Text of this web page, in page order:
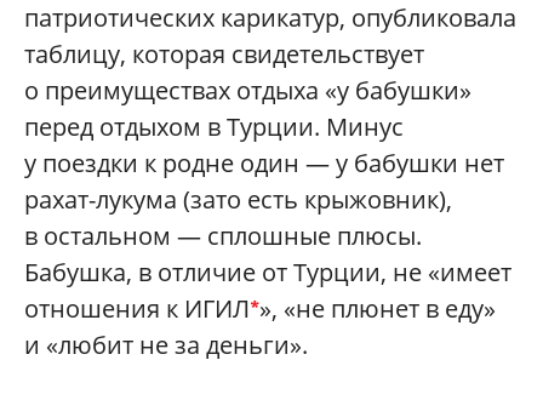
патриотических карикатур, опубликовала
таблицу, которая свидетельствует
о преимуществах отдыха «у бабушки»
перед отдыхом в Турции. Минус
у поездки к родне один — у бабушки нет
рахат-лукума (зато есть крыжовник),
в остальном — сплошные плюсы.
Бабушка, в отличие от Турции, не «имеет
отношения к ИГИЛ*», «не плюнет в еду»
и «любит не за деньги».